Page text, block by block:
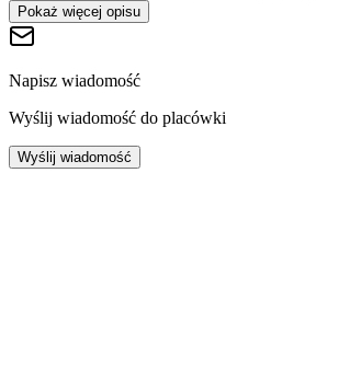
Pokaż więcej opisu
Napisz wiadomość
Wyślij wiadomość do placówki
Wyślij wiadomość